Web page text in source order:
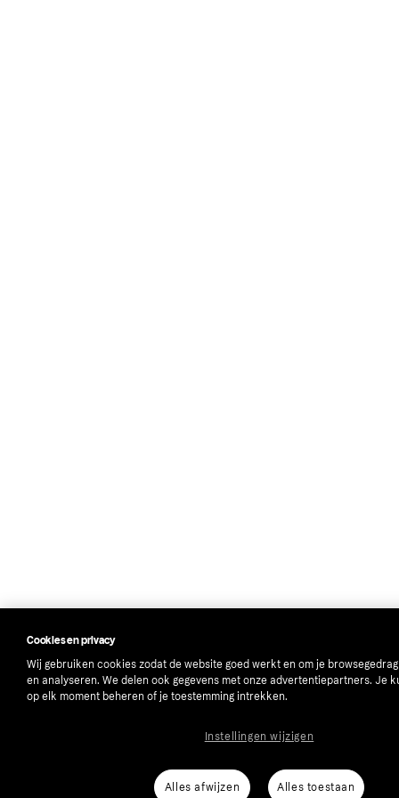
Cookies en privacy
Wij gebruiken cookies zodat de website goed werkt en om je
en analyseren. We delen ook gegevens met onze advertentiepartners. Je
op elk moment beheren of je toestemming intrekken.
Alles afwijzen Alles toestaan
Instellingen wijzigen